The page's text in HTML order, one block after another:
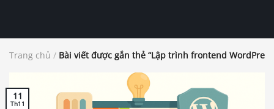
Trang chủ / Bài viết được gắn thẻ “Lập trình frontend
11
Th11